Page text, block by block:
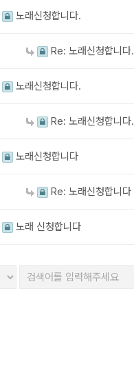
노래신청합니다.
Re: 노래신청합니다.
노래신청합니다.
Re: 노래신청합니다.
노래신청합니다
Re: 노래신청합니다
노래 신청합니다